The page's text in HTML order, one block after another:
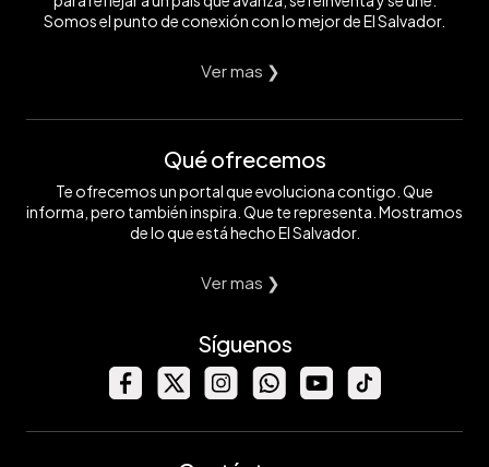
Somos el punto de conexión con lo mejor de El Salvador.
Ver mas ❯
Qué ofrecemos
Te ofrecemos un portal que evoluciona contigo. Que
informa, pero también inspira. Que te representa. Mostramos
de lo que está hecho El Salvador.
Ver mas ❯
Síguenos